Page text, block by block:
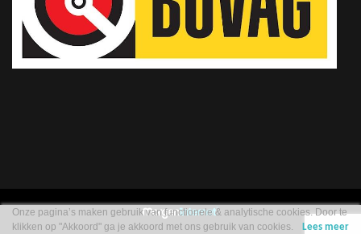
Onze pagina’s maken gebruik van functionele & analytische cookies. Door te
klikken op "Akkoord" ga je akkoord met ons gebruik van cookies.
Lees meer